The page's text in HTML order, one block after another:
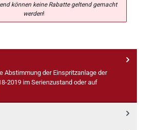
können keine Rabatte geltend gemacht
werden!
Abstimmung der Einspritzanlage der
2019 im Serienzustand oder auf